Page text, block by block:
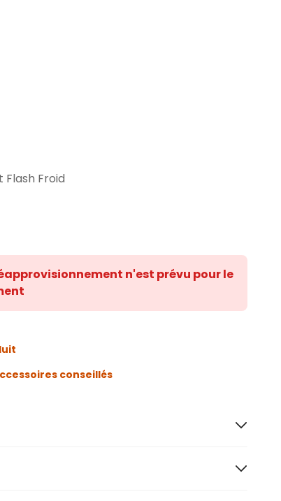
Flash Froid
n'est prévu pour le
conseillés